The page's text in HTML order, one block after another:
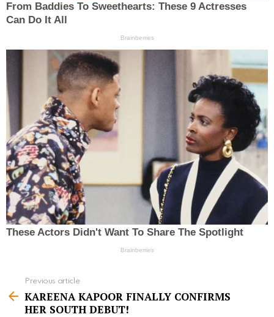
e
Previous article
KAREENA KAPOOR FINALLY CONFIRMS
HER SOUTH DEBUT!